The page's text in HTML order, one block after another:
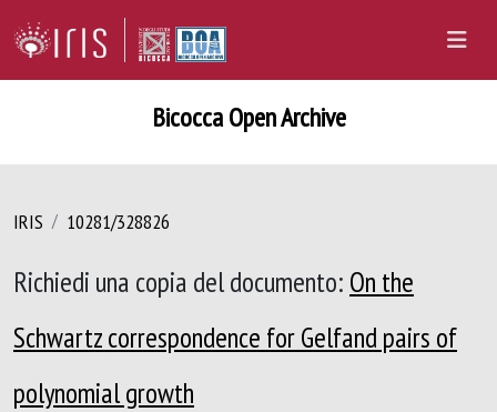
Bicocca Open Archive
IRIS 10281/328826
Richiedi una copia del documento: On the
Schwartz correspondence for Gelfand pairs of
polynomial growth